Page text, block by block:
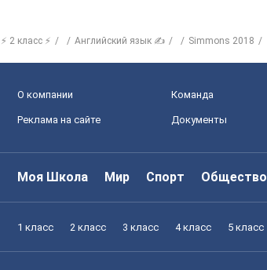
⚡ 2 класс ⚡ Английский язык ✍ Simmons 2018
О компании Команда
Реклама на сайте Документы
Моя Школа Мир Спорт Общество
1 класс 2 класс 3 класс 4 класс 5 класс